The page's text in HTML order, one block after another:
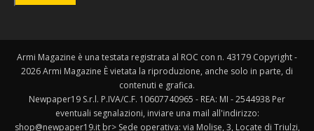
Armi Magazine è una testata registrata al ROC con n. 43179 Copyright -
2026 Armi Magazine È vietata la riproduzione, anche solo in parte, di
contenuti e grafica.
Newpaper19 S.r.l. P.IVA/C.F. 10607740965 - REA: MI - 2544938 Per
eventuali segnalazioni, inviare una mail all'indirizzo:
shop@newpaper19.it br> Sede operativa: via Molise, 3, Locate di Triulzi,